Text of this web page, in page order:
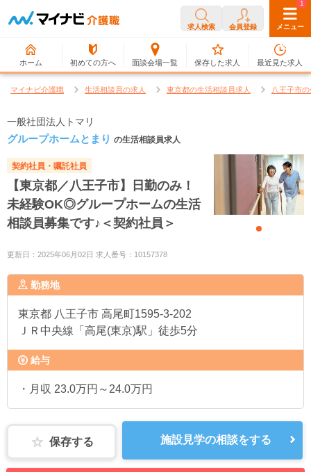
求人検索 会員登録 メニュー
ホーム 初めての方へ 面談会場一覧
0
保存した求人
1
最近見た求人
マイナビ介護職 生活相談員の求人 東京都の生活相談員求人 八王子市
一般社団法人トマリ
グループホームとまり の生活相談員求人
契約社員・嘱託社員
【東京都／八王子市】日勤のみ！
未経験OK◎グループホームの生活
相談員募集です♪＜契約社員＞
更新日：2025年06月02日 求人番号：10157378
勤務地
東京都 八王子市 高尾町1595-3-202
ＪＲ中央線「高尾(東京)駅」徒歩5分
給与
・月収 23.0万円～24.0万円
保存する 施設見学の相談をする